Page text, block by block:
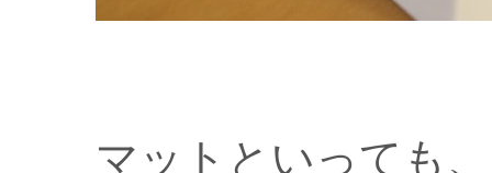
マットといっても